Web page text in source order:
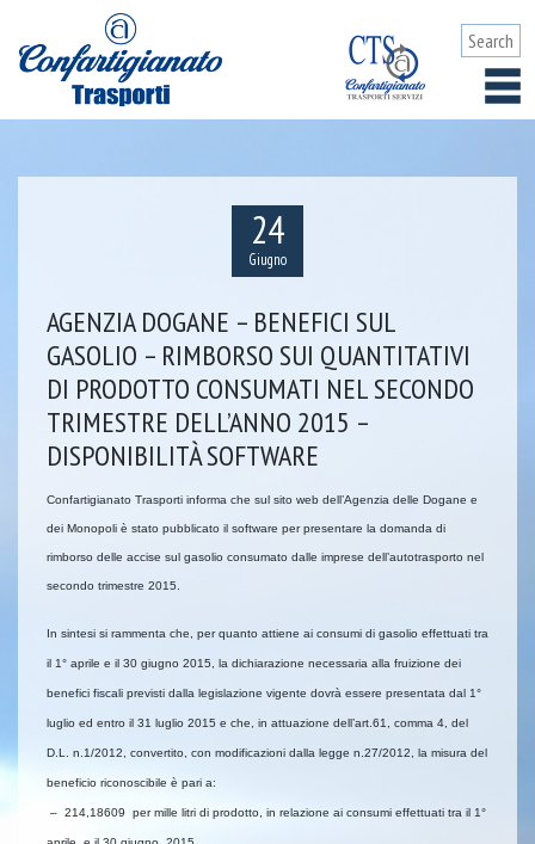
24
Giugno
AGENZIA DOGANE – BENEFICI SUL
GASOLIO – RIMBORSO SUI QUANTITATIVI
DI PRODOTTO CONSUMATI NEL SECONDO
TRIMESTRE DELL’ANNO 2015 –
DISPONIBILITÀ SOFTWARE
Confartigianato Trasporti informa che sul sito web dell’Agenzia delle Dogane e
dei Monopoli è stato pubblicato il software per presentare la domanda di
rimborso delle accise sul gasolio consumato dalle imprese dell’autotrasporto nel
secondo trimestre 2015.
In sintesi si rammenta che, per quanto attiene ai consumi di gasolio effettuati tra
il 1° aprile e il 30 giugno 2015, la dichiarazione necessaria alla fruizione dei
benefici fiscali previsti dalla legislazione vigente dovrà essere presentata dal 1°
luglio ed entro il 31 luglio 2015 e che, in attuazione dell’art.61, comma 4, del
D.L. n.1/2012, convertito, con modificazioni dalla legge n.27/2012, la misura del
beneficio riconoscibile è pari a:
–  214,18609 per mille litri di prodotto, in relazione ai consumi effettuati tra il 1°